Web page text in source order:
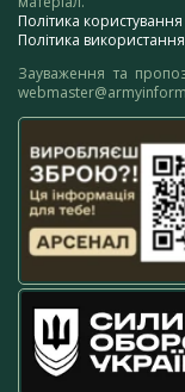
Політика
Політика
Зауваження та